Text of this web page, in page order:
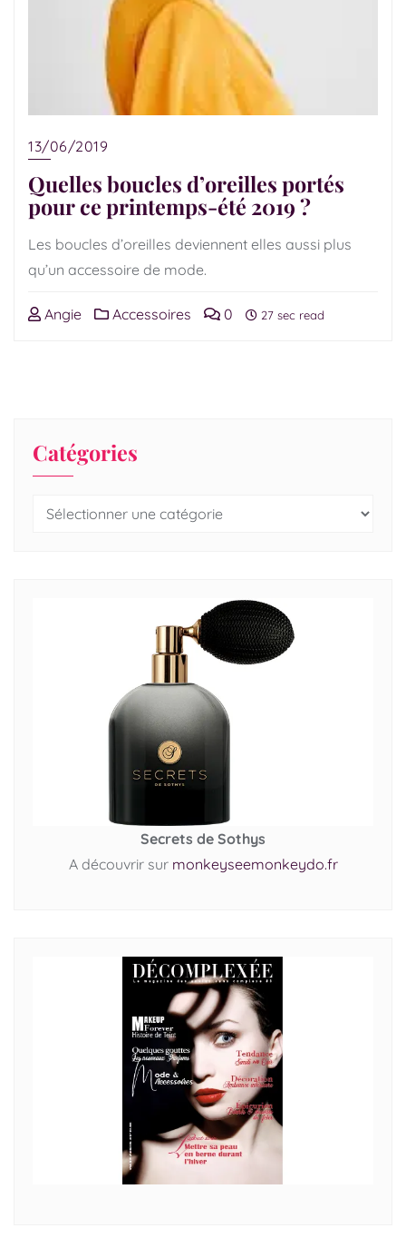
13/06/2019
Quelles boucles d’oreilles portés
pour ce printemps-été 2019 ?
Les boucles d’oreilles deviennent elles aussi plus
qu’un accessoire de mode.
Angie Accessoires 0 27 sec read
Catégories
Secrets de Sothys
A découvrir sur monkeyseemonkeydo.fr